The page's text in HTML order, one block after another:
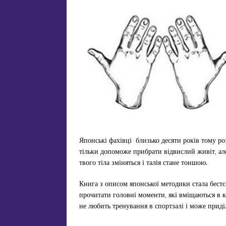
Японські фахівці близько десяти років тому
тільки допоможе прибрати відвислий живіт,
твого тіла зміняться і талія стане тоншою.
Книга з описом японської методики стала
прочитати головні моменти, які вміщаються в
не любить тренування в спортзалі і може